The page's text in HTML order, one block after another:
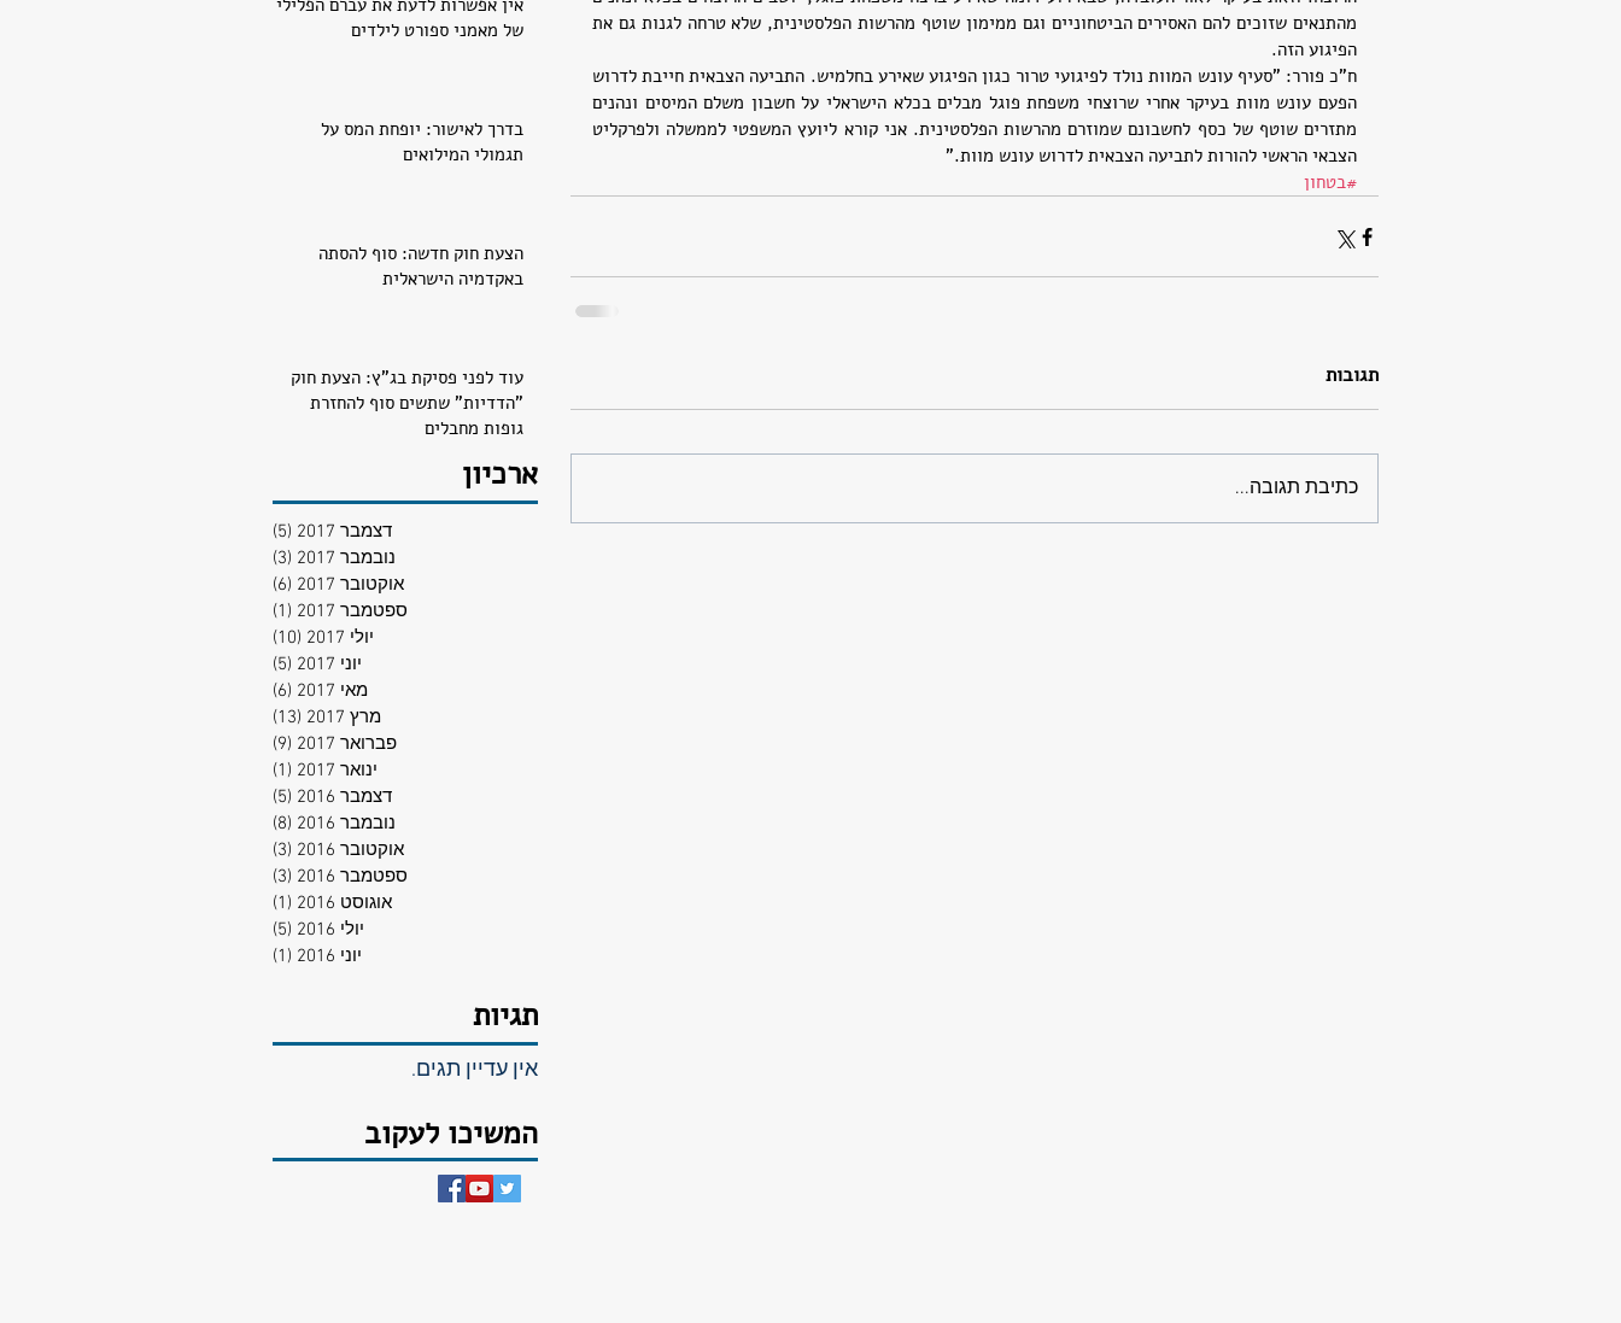
אין אפשרות לדעת את עברם הפלילי
של מאמני ספורט לילדים
בדרך לאישור: יופחת המס על
תגמולי המילואים
הצעת חוק חדשה: סוף להסתה
באקדמיה הישראלית
עוד לפני פסיקת בג"ץ: הצעת חוק
"הדדיות" שתשים סוף להחזרת
גופות מחבלים
ארכיון
דצמבר 2017 (5)
נובמבר 2017
(3)
אוקטובר 2017
(6)
ספטמבר 2017
(1)
יולי 2017
(10)
יוני 2017
(5)
מאי 2017
(6)
מרץ 2017
(13)
פברואר 2017
(9)
ינואר 2017
(1)
דצמבר 2016
(5)
נובמבר 2016
(8)
אוקטובר 2016
(3)
ספטמבר 2016
(3)
אוגוסט 2016
(1)
יולי 2016
(5)
יוני 2016
(1)
הפיגוע הזה.
הצבאי הראשי להורות לתביעה הצבאית לדרוש עונש מוות."
#בטחון
תגובות
כתיבת תגובה...
תגיות
אין עדיין תגים.
המשיכו לעקוב